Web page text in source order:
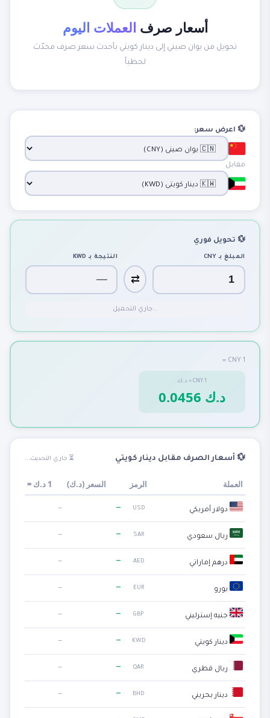
أسعار صرف العملات اليوم
تحويل من يوان صيني إلى دينار كويتي بأحدث سعر صرف محدّث
لحظياً
💱 اعرض سعر:
مقابل
💱 تحويل فوري
المبلغ بـ CNY
⇄
النتيجة بـ KWD
جاري التحميل...
1 CNY =
1
CNY
= د.ك
0.0456 د.ك
💱 أسعار الصرف مقابل دينار كويتي ⏳ جاري التحديث...
العملة الرمز السعر (د.ك)
1 د.ك =
دولار أمريكي USD
—
—
ريال سعودي SAR
—
—
درهم إماراتي AED
—
—
يورو EUR
—
—
جنيه إسترليني GBP
—
—
دينار كويتي KWD
—
—
ريال قطري QAR
—
—
دينار بحريني BHD
—
—